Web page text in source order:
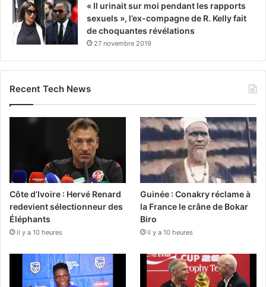
« Il urinait sur moi pendant les rapports
sexuels », l’ex-compagne de R. Kelly fait
de choquantes révélations
27 novembre 2019
Recent Tech News
Côte d’Ivoire : Hervé Renard
redevient sélectionneur des
Éléphants
il y a 10 heures
Guinée : Conakry réclame à
la France le crâne de Bokar
Biro
il y a 10 heures